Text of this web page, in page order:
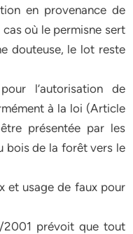
en provenance de
où le permisne sert
douteuse, le lot reste
l’autorisation de
à la loi (Article
présentée par les
bois de la forêt vers le
et usage de faux pour
2001 prévoit que tout